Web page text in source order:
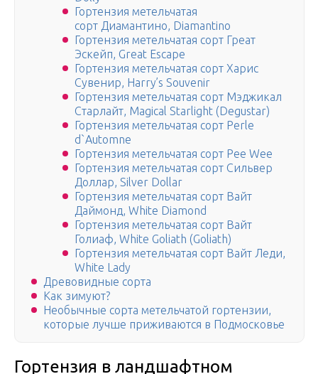
Гортензия метельчатая
сорт Диамантино, Diamantino
Гортензия метельчатая сорт Греат
Эскейп, Great Escape
Гортензия метельчатая сорт Харис
Сувенир, Harry’s Souvenir
Гортензия метельчатая сорт Мэджикал
Старлайт, Magical Starlight (Degustar)
Гортензия метельчатая сорт Perle
d`Automne
Гортензия метельчатая сорт Pee Wee
Гортензия метельчатая сорт Сильвер
Доллар, Silver Dollar
Гортензия метельчатая сорт Вайт
Даймонд, White Diamond
Гортензия метельчатая сорт Вайт
Голиаф, White Goliath (Goliath)
Гортензия метельчатая сорт Вайт Леди,
White Lady
Древовидные сорта
Как зимуют?
Необычные сорта метельчатой гортензии,
которые лучше приживаются в Подмосковье
Гортензия в ландшафтном